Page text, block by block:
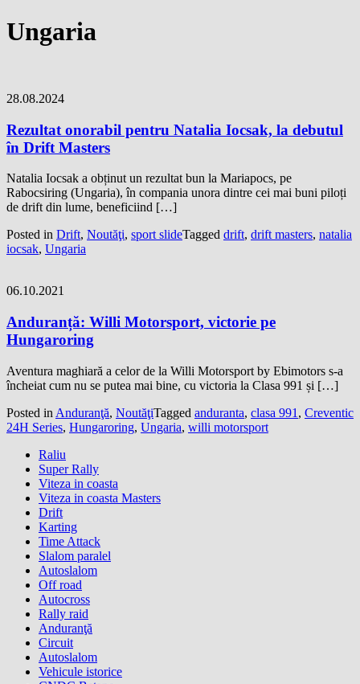
Ungaria
28.08.2024
Rezultat onorabil pentru Natalia Iocsak, la debutul
în Drift Masters
Natalia Iocsak a obținut un rezultat bun la Mariapocs, pe
Rabocsiring (Ungaria), în compania unora dintre cei mai buni piloți
de drift din lume, beneficiind […]
Posted in Drift, Noutăţi, sport slideTagged drift, drift masters, natalia
iocsak, Ungaria
06.10.2021
Anduranță: Willi Motorsport, victorie pe
Hungaroring
Aventura maghiară a celor de la Willi Motorsport by Ebimotors s-a
încheiat cum nu se putea mai bine, cu victoria la Clasa 991 și […]
Posted in Anduranţă, NoutăţiTagged anduranta, clasa 991 , Creventic
24H Series, Hungaroring, Ungaria, willi motorsport
Raliu
Super Rally
Viteza in coasta
Viteza in coasta Masters
Drift
Karting
Time Attack
Slalom paralel
Autoslalom
Off road
Autocross
Rally raid
Anduranţă
Circuit
Autoslalom
Vehicule istorice